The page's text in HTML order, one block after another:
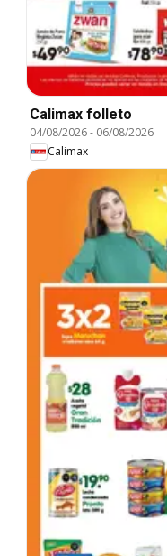
Calimax folleto
04/08/2026- 06/08/2026
Calimax